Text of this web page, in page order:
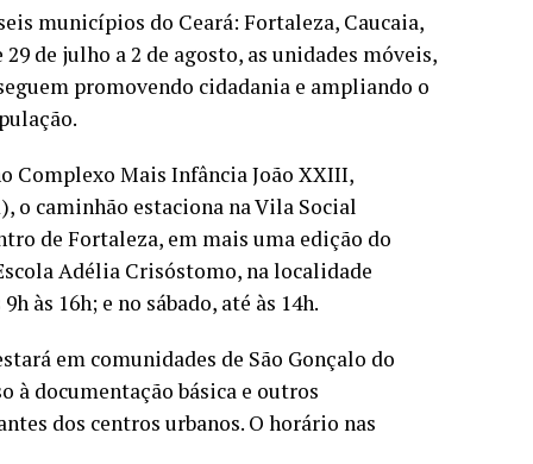
municípios do Ceará: Fortaleza, Caucaia,
de julho a 2 de agosto, as unidades móveis,
promovendo cidadania e ampliando o
Complexo Mais Infância João XXIII,
o caminhão estaciona na Vila Social
de Fortaleza, em mais uma edição do
Adélia Crisóstomo, na localidade
às 16h; e no sábado, até às 14h.
em comunidades de São Gonçalo do
à documentação básica e outros
dos centros urbanos. O horário nas